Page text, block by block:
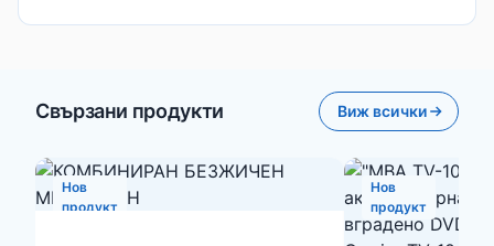
Свързани продукти Виж всички
Нов
продукт
Нов
продукт